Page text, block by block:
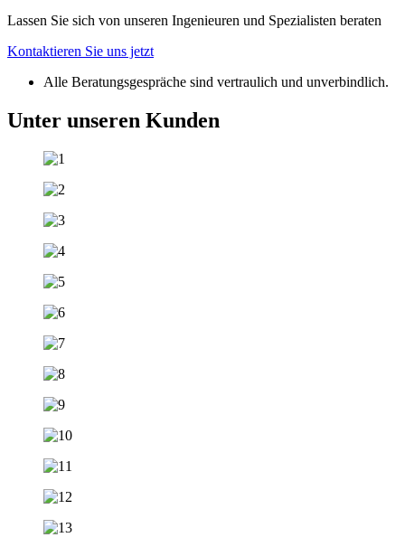
Lassen Sie sich von unseren Ingenieuren und Spezialisten beraten
Kontaktieren Sie uns jetzt
Alle Beratungsgespräche sind vertraulich und unverbindlich.
Unter unseren Kunden